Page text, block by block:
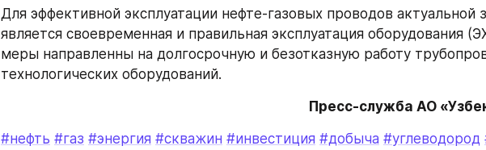
Для эффективной эксплуатации нефте-газовых проводов актуальной
является своевременная и правильная эксплуатация оборудования
меры направленны на долгосрочную и безотказную работу
технологических оборудований.
Пресс-служба АО
#нефть #газ #энергия #скважин #инвестиция #добыча #углеводород